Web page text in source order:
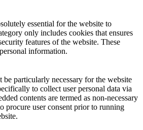
essential for the website to
only includes cookies that ensures
features of the website. These
information.
particularly necessary for the website
to collect user personal data via
contents are termed as non-necessary
procure user consent prior to running